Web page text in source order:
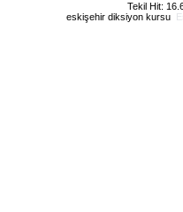
Tekil Hit:
eskişehir diksiyon kursu